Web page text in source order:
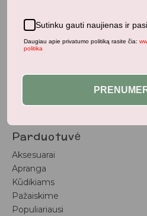
– vaikiškų prekių
kokybiškus ir stilingus daiktus
Parduotuvė
Aksesuarai
Apranga
Kūdikiams
Pažaiskime
Populiariausi
Sutinku gauti naujienas ir
Daugiau apie privatumo politiką rasite čia:
politika